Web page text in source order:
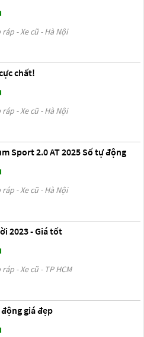
- Xe cũ - Hà Nội
chất!
- Xe cũ - Hà Nội
Sport 2.0 AT 2025 Số tự động
- Xe cũ - Hà Nội
2023 - Giá tốt
- Xe cũ - TP HCM
giá đẹp